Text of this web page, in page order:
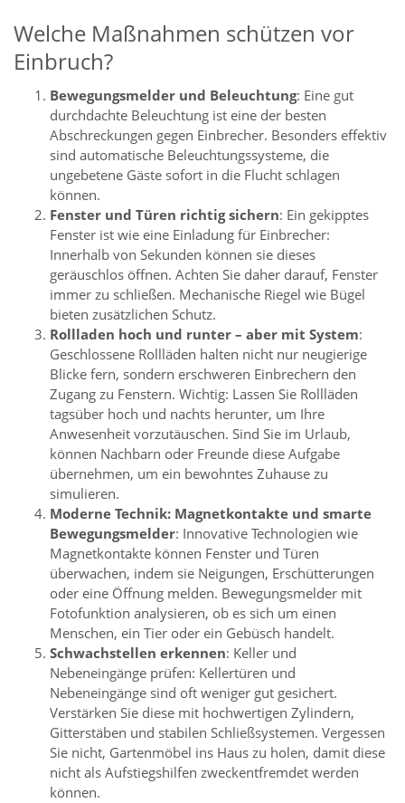
Welche Maßnahmen schützen vor
Einbruch?
Bewegungsmelder und Beleuchtung: Eine gut
durchdachte Beleuchtung ist eine der besten
Abschreckungen gegen Einbrecher. Besonders effektiv
sind automatische Beleuchtungssysteme, die
ungebetene Gäste sofort in die Flucht schlagen
können.
Fenster und Türen richtig sichern: Ein gekipptes
Fenster ist wie eine Einladung für Einbrecher:
Innerhalb von Sekunden können sie dieses
geräuschlos öffnen. Achten Sie daher darauf, Fenster
immer zu schließen. Mechanische Riegel wie Bügel
bieten zusätzlichen Schutz.
Rollladen hoch und runter – aber mit System:
Geschlossene Rollläden halten nicht nur neugierige
Blicke fern, sondern erschweren Einbrechern den
Zugang zu Fenstern. Wichtig: Lassen Sie Rollläden
tagsüber hoch und nachts herunter, um Ihre
Anwesenheit vorzutäuschen. Sind Sie im Urlaub,
können Nachbarn oder Freunde diese Aufgabe
übernehmen, um ein bewohntes Zuhause zu
simulieren.
Moderne Technik: Magnetkontakte und smarte
Bewegungsmelder: Innovative Technologien wie
Magnetkontakte können Fenster und Türen
überwachen, indem sie Neigungen, Erschütterungen
oder eine Öffnung melden. Bewegungsmelder mit
Fotofunktion analysieren, ob es sich um einen
Menschen, ein Tier oder ein Gebüsch handelt.
Schwachstellen erkennen: Keller und
Nebeneingänge prüfen: Kellertüren und
Nebeneingänge sind oft weniger gut gesichert.
Verstärken Sie diese mit hochwertigen Zylindern,
Gitterstäben und stabilen Schließsystemen. Vergessen
Sie nicht, Gartenmöbel ins Haus zu holen, damit diese
nicht als Aufstiegshilfen zweckentfremdet werden
können.